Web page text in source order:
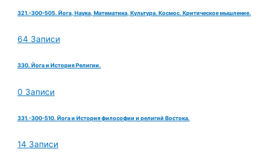
321.-300-505. Йога, Наука, Математика, Культура. Космос. Критическое мышление.
64 Записи
330. Йога и История Религии.
0 Записи
331.-300-510. Йога и История философии и религий Востока.
14 Записи